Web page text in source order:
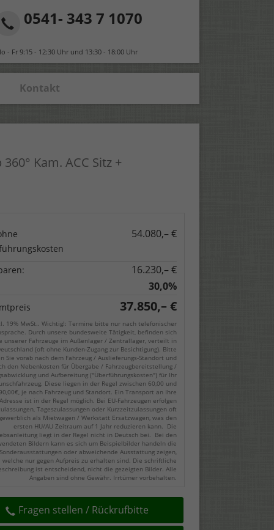
0541- 343 7 1070
- Fr 9:15 - 12:30 Uhr und 13:30 - 18:00 Uhr
Kontakt
Kam. ACC Sitz +
54.080,– €
16.230,– €
30,0%
37.850,– €
19% MwSt.. Wichtig!: Termine bitte nur nach telefonischer
Durch unsere bundesweite Tätigkeit, befinden sich
unserer Fahrzeuge im Außenlager / Zentrallager, verteilt in
(oft ohne Kunden-Zugang zur Besichtigung). Bitte
Sie vorab nach dem Fahrzeug / Auslieferungs-Standort und
den Nebenkosten für Übergabe / Fahrzeugbereitstellung /
und Aufbereitung ("Überführungskosten") für Ihr
Diese liegen in der Regel zwischen 60,00 und
je nach Fahrzeug und Standort. Ein Transport an Ihre
Adresse ist in der Regel möglich. Bei EU-Fahrzeugen erfolgen
Tageszulassungen oder Kurzzeitzulassungen oft
als Mietwagen / Werkstatt Ersatzwagen, was den
ersten HU/AU Zeitraum auf 1 Jahr reduzieren kann. Die
liegt in der Regel nicht in Deutsch bei. Bei den
Bildern kann es sich um Beispielbilder handeln die
Sonderausstattungen oder abweichende Ausstattung zeigen,
welche nur gegen Aufpreis zu erhalten sind. Die schriftliche
ist entscheidend, nicht die gezeigten Bilder. Alle
Angaben sind ohne Gewähr. Irrtümer vorbehalten.
Fragen stellen / Rückrufbitte